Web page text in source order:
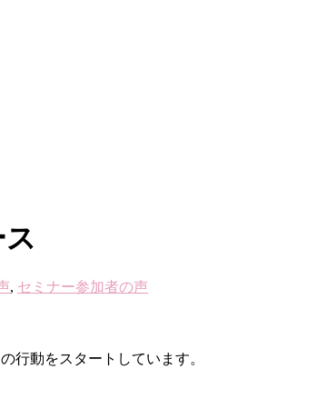
, セミナー参加者の声
行動をスタートしています。